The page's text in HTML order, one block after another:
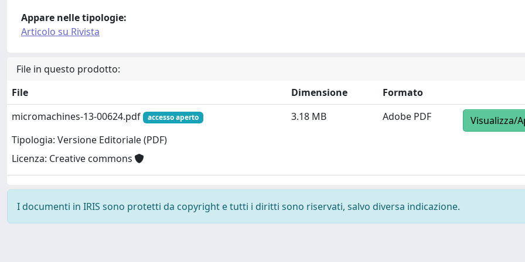
Appare nelle tipologie:
Articolo su Rivista
File in questo prodotto:
File
Dimensione
Formato
micromachines-13-00624.pdf
accesso aperto
Tipologia: Versione Editoriale (PDF)
Licenza: Creative commons
3.18 MB Adobe PDF Visualizza/
I documenti in IRIS sono protetti da copyright e tutti i diritti sono riservati, salvo diversa indicazione.